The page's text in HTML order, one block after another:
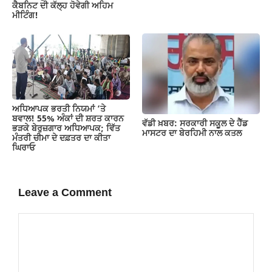
ਕੈਬਨਿਟ ਦੀ ਕੱਲ੍ਹ ਹੋਵੇਗੀ ਅਹਿਮ
ਮੀਟਿੰਗ!
ਅਧਿਆਪਕ ਭਰਤੀ ਨਿਯਮਾਂ ‘ਤੇ
ਬਵਾਲ! 55% ਅੰਕਾਂ ਦੀ ਸ਼ਰਤ ਕਾਰਨ
ਭੜਕੇ ਬੇਰੁਜ਼ਗਾਰ ਅਧਿਆਪਕ; ਵਿੱਤ
ਮੰਤਰੀ ਚੀਮਾ ਦੇ ਦਫ਼ਤਰ ਦਾ ਕੀਤਾ
ਘਿਰਾਓ
ਵੱਡੀ ਖ਼ਬਰ: ਸਰਕਾਰੀ ਸਕੂਲ ਦੇ ਹੈੱਡ
ਮਾਸਟਰ ਦਾ ਬੇਰਹਿਮੀ ਨਾਲ ਕਤਲ
Leave a Comment